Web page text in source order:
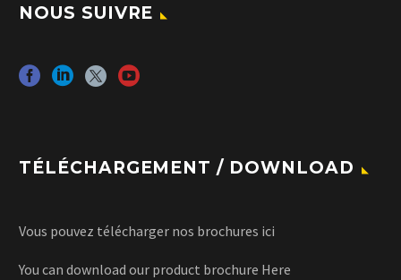
NOUS SUIVRE
TÉLÉCHARGEMENT / DOWNLOAD
Vous pouvez télécharger nos brochures ici
You can download our product brochure Here